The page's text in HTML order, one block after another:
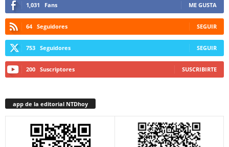
1,031 Fans ME GUSTA
64 Seguidores SEGUIR
753 Seguidores SEGUIR
200 Suscriptores SUSCRIBIRTE
app de la editorial NTDhoy